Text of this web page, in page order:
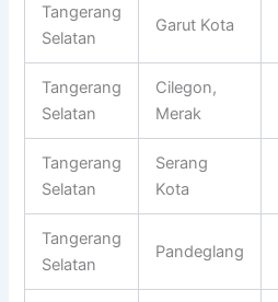
Tangerang
Selatan
Garut Kota
Tangerang
Selatan
Cilegon,
Merak
Tangerang
Selatan
Serang
Kota
Tangerang
Selatan
Pandeglang